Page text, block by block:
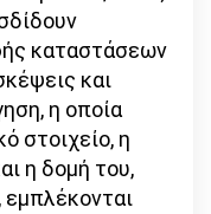
καταστάσεων
και
η οποία
στοιχείο, η
η δομή του,
εμπλέκονται